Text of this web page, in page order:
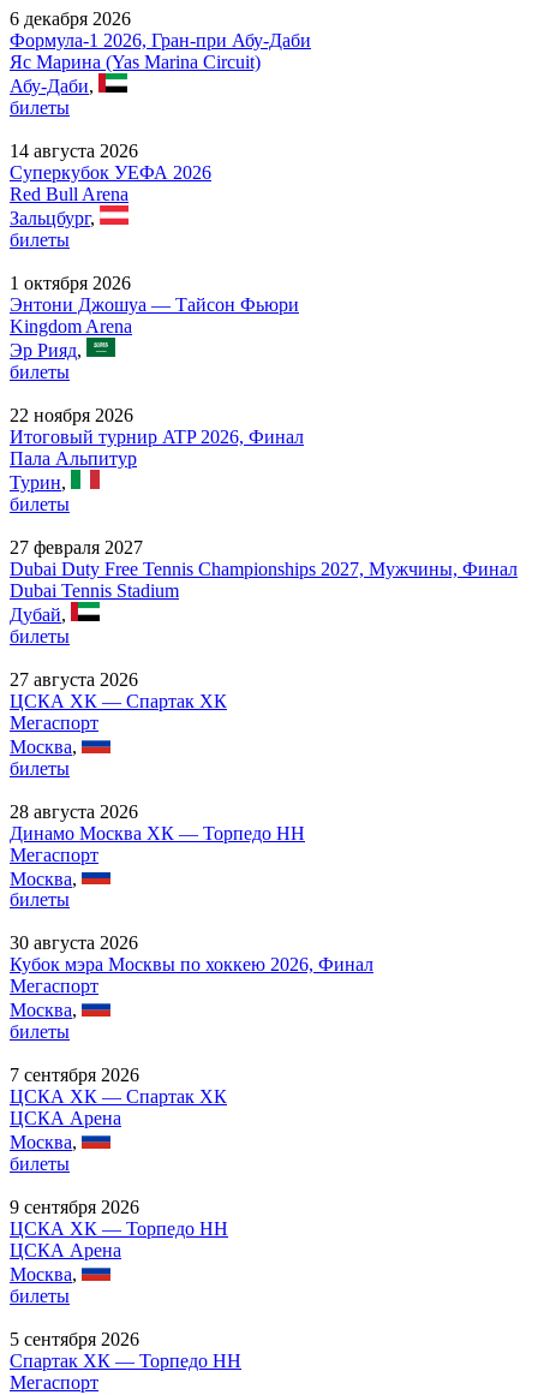
6 декабря 2026
Формула-1 2026, Гран-при Абу-Даби
Яс Марина (Yas Marina Circuit)
Абу-Даби,
билеты
14 августа 2026
Суперкубок УЕФА 2026
Red Bull Arena
Зальцбург,
билеты
1 октября 2026
Энтони Джошуа — Тайсон Фьюри
Kingdom Arena
Эр Рияд,
билеты
22 ноября 2026
Итоговый турнир ATP 2026, Финал
Пала Альпитур
Турин,
билеты
27 февраля 2027
Dubai Duty Free Tennis Championships 2027, Мужчины, Финал
Dubai Tennis Stadium
Дубай,
билеты
27 августа 2026
ЦСКА ХК — Спартак ХК
Мегаспорт
Москва,
билеты
28 августа 2026
Динамо Москва ХК — Торпедо НН
Мегаспорт
Москва,
билеты
30 августа 2026
Кубок мэра Москвы по хоккею 2026, Финал
Мегаспорт
Москва,
билеты
7 сентября 2026
ЦСКА ХК — Спартак ХК
ЦСКА Арена
Москва,
билеты
9 сентября 2026
ЦСКА ХК — Торпедо НН
ЦСКА Арена
Москва,
билеты
5 сентября 2026
Спартак ХК — Торпедо НН
Мегаспорт